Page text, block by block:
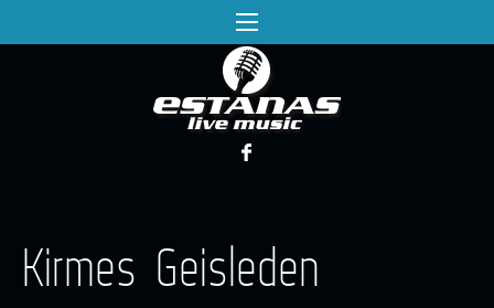
Kirmes Geisleden